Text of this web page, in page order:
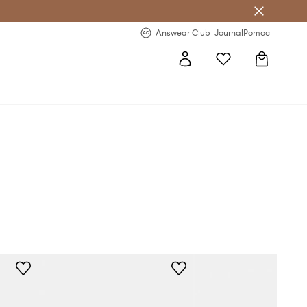
Answear Club JournalPomoc